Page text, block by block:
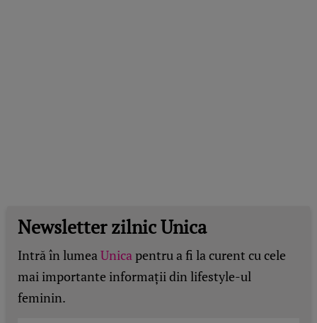
Newsletter zilnic Unica
Intră în lumeaUnicapentru a fi la curent cu cele
mai importante informații din lifestyle-ul
feminin.